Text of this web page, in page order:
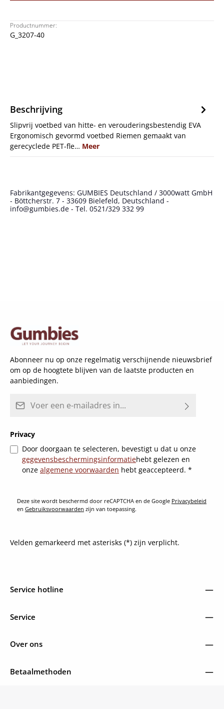
Productnummer:
G_3207-40
Beschrijving
Slipvrij voetbed van hitte- en verouderingsbestendig EVA
Ergonomisch gevormd voetbed Riemen gemaakt van
gerecyclede PET-fle… Meer
Fabrikantgegevens: GUMBIES Deutschland / 3000watt GmbH
- Böttcherstr. 7 - 33609 Bielefeld, Deutschland -
info@gumbies.de - Tel. 0521/329 332 99
Abonneer nu op onze regelmatig verschijnende nieuwsbrief
om op de hoogtete blijven van de laatste producten en
aanbiedingen.
Privacy
Door doorgaan te selecteren, bevestigt u dat u onze
gegevensbeschermingsinformatiehebt gelezen en
onze algemene voorwaarden hebt geaccepteerd. *
Deze site wordt beschermd door reCAPTCHA en de Google Privacybeleid
en Gebruiksvoorwaarden zijn van toepassing.
Velden gemarkeerd met asterisks (*) zijn verplicht.
Service hotline
Service
Over ons
Betaalmethoden